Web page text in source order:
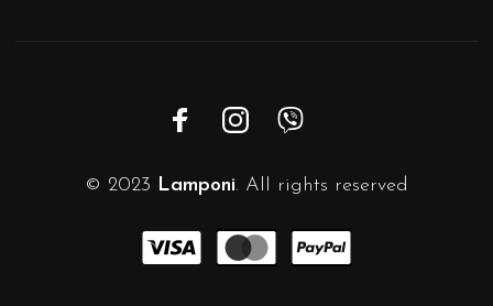
© 2023 Lamponi. All rights reserved